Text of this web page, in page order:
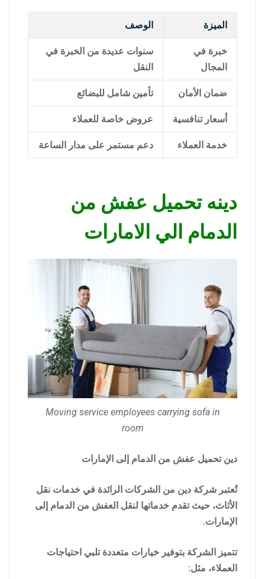
الميزة الوصف
خبرة في
المجال
سنوات عديدة من الخبرة في
النقل
ضمان الأمان تأمين شامل للبضائع
أسعار تنافسية عروض خاصة للعملاء
خدمة العملاء دعم مستمر على مدار الساعة
دينه تحميل عفش من
الدمام الي الامارات
Moving service employees carrying sofa in
room
دين تحميل عفش من الدمام إلى الإمارات
تُعتبر شركة دين من الشركات الرائدة في خدمات نقل
الأثاث، حيث تقدم خدماتها لنقل العفش من الدمام إلى
الإمارات.
تتميز الشركة بتوفير خيارات متعددة تلبي احتياجات
العملاء، مثل: